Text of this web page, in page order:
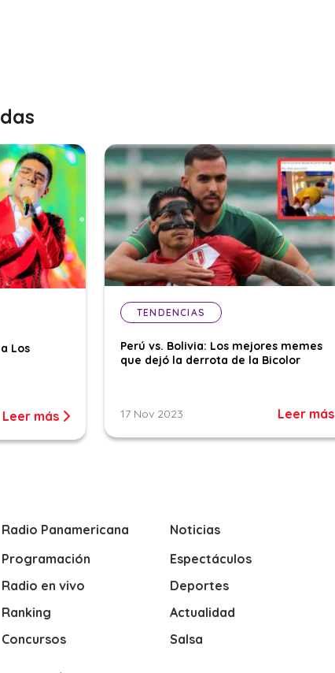
Los
Leer más
TENDENCIAS
Perú vs. Bolivia: Los mejores memes
que dejó la derrota de la Bicolor
17 Nov 2023 Leer más
Radio Panamericana
Programación
Radio en vivo
Ranking
Concursos
Noticias
Espectáculos
Deportes
Actualidad
Salsa